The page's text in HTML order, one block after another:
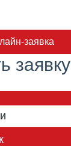
заявка
заявку